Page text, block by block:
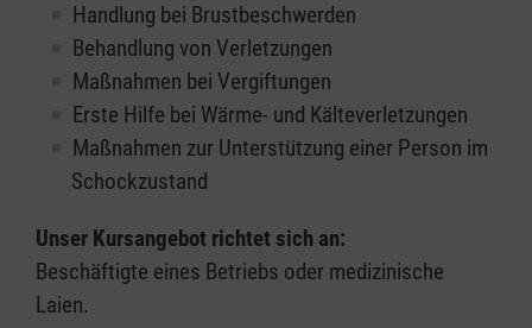
Handlung bei Brustbeschwerden
Behandlung von Verletzungen
Maßnahmen bei Vergiftungen
Erste Hilfe bei Wärme- und Kälteverletzungen
Maßnahmen zur Unterstützung einer Person im
Schockzustand
Unser Kursangebot richtet sich an:
Beschäftigte eines Betriebs oder medizinische
Laien.